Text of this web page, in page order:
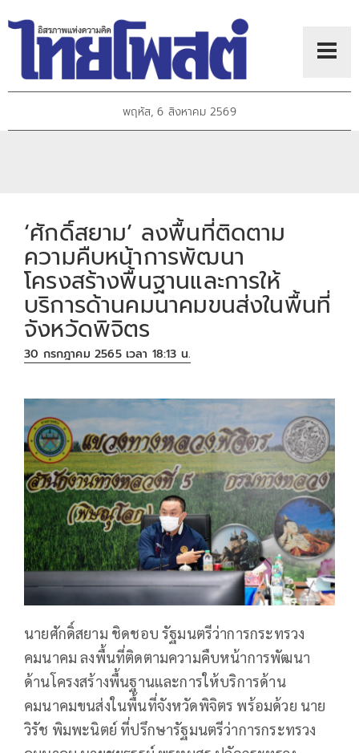
พฤหัส, 6 สิงหาคม 2569
‘ศักดิ์สยาม’ ลงพื้นที่ติดตาม
ความคืบหน้าการพัฒนา
โครงสร้างพื้นฐานและการให้
บริการด้านคมนาคมขนส่งในพื้นที่
จังหวัดพิจิตร
30 กรกฎาคม 2565 เวลา 18:13 น.
นายศักดิ์สยาม ชิดชอบ รัฐมนตรีว่าการกระทรวง
คมนาคม ลงพื้นที่ติดตามความคืบหน้าการพัฒนา
ด้านโครงสร้างพื้นฐานและการให้บริการด้าน
คมนาคมขนส่งในพื้นที่จังหวัดพิจิตร พร้อมด้วย นาย
วิรัช พิมพะนิตย์ ที่ปรึกษารัฐมนตรีว่าการกระทรวง